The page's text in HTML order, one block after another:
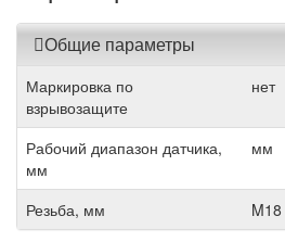
Общие параметры
Маркировка по
взрывозащите
нет
Рабочий диапазон датчика,
мм
мм
Резьба, мм M18